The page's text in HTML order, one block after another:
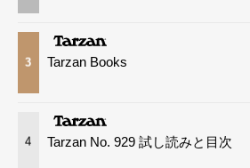
3 Tarzan Books
4 Tarzan No. 929 試し読みと目次